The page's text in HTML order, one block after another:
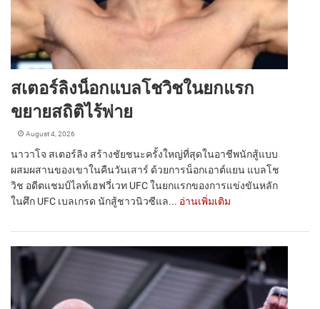
สเตอร์ลิงน็อกแบลโชวิชในยกแรก
ขยายสถิติไร้พ่าย
August 4, 2026
นาวาโจ สเตอร์ลิง สร้างชัยชนะครั้งใหญ่ที่สุดในอาชีพนักสู้แบบ
ผสมผสานของเขาในคืนวันเสาร์ ด้วยการน็อกเอาต์แยน แบลโช
วิช อดีตแชมป์ไลท์เฮฟวี่เวท UFC ในยกแรกของการแข่งขันหลัก
ในศึก UFC เบลเกรด นักสู้ชาวนิวซีแล... อ่านเพิ่มเติม